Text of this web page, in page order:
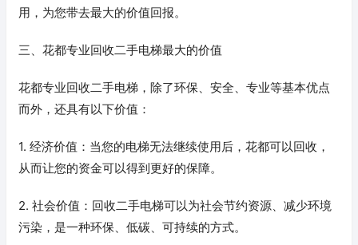
用，为您带去最大的价值回报。
三、花都专业回收二手电梯最大的价值
花都专业回收二手电梯，除了环保、安全、专业等基本优点
而外，还具有以下价值：
1. 经济价值：当您的电梯无法继续使用后，花都可以回收，
从而让您的资金可以得到更好的保障。
2. 社会价值：回收二手电梯可以为社会节约资源、减少环境
污染，是一种环保、低碳、可持续的方式。